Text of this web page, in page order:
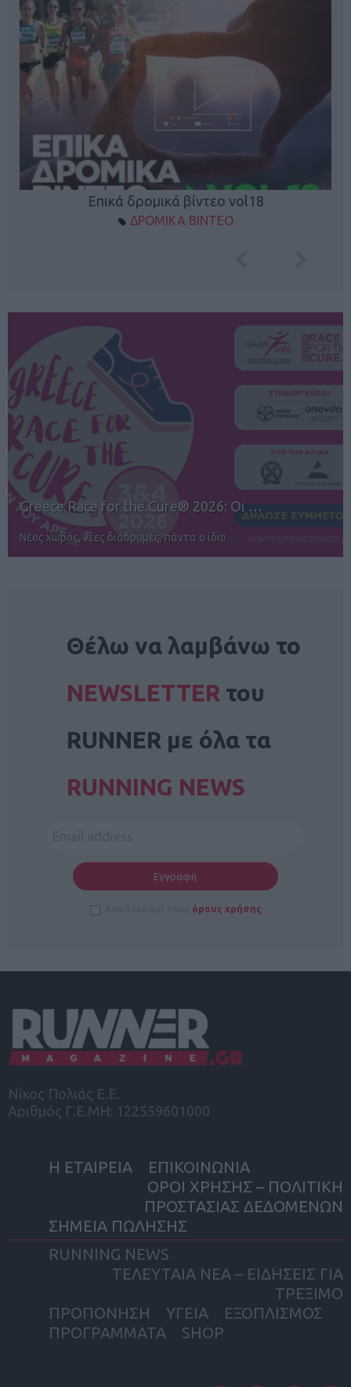
Επικά δρομικά βίντεο vol18
ΔΡΟΜΙΚΑ ΒΙΝΤΕΟ
12ος TUI Rhodes Marathon: Άνοιγμα ε…
Αγώνες για όλους στην Ρόδο
Θέλω να λαμβάνω το
NEWSLETTER του
RUNNER με όλα τα
RUNNING NEWS
όρους χρήσης
Νίκος Πολιάς Ε.Ε.
Αριθμός Γ.Ε.ΜΗ: 122559601000
Η ΕΤΑΙΡΕΙΑ
ΕΠΙΚΟΙΝΩΝΙΑ
ΟΡΟΙ ΧΡΗΣΗΣ – ΠΟΛΙΤΙΚΗ
ΠΡΟΣΤΑΣΙΑΣ ΔΕΔΟΜΕΝΩΝ
ΣΗΜΕΙΑ ΠΩΛΗΣΗΣ
RUNNING NEWS
ΤΕΛΕΥΤΑΙΑ ΝΕΑ – ΕΙΔΗΣΕΙΣ ΓΙΑ
ΤΡΕΞΙΜΟ
ΠΡΟΠΟΝΗΣΗ
ΥΓΕΙΑ
ΕΞΟΠΛΙΣΜΟΣ
ΠΡΟΓΡΑΜΜΑΤΑ
SHOP